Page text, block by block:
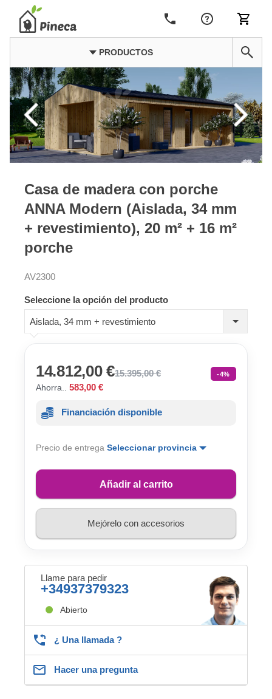
PRODUCTOS
Casa de madera con porche
ANNA Modern (Aislada, 34 mm
+ revestimiento), 20 m² + 16 m²
porche
AV2300
Seleccione la opción del producto
Aislada, 34 mm + revestimiento
14.812,00 €15.395,00 € -4%
Ahorra.. 583,00 €
Financiación disponible
Precio de entrega Seleccionar provincia
Añadir al carrito
Mejórelo con accesorios
Llame para pedir
+34937379323
Abierto
¿ Una llamada ?
Hacer una pregunta